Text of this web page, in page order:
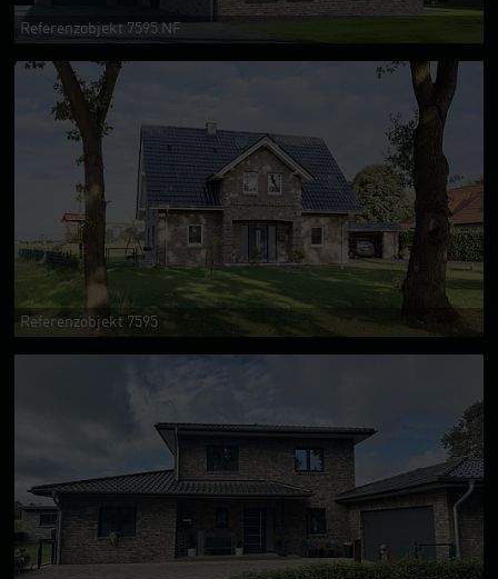
Referenzobjekt 7595 NF
Referenzobjekt 7595